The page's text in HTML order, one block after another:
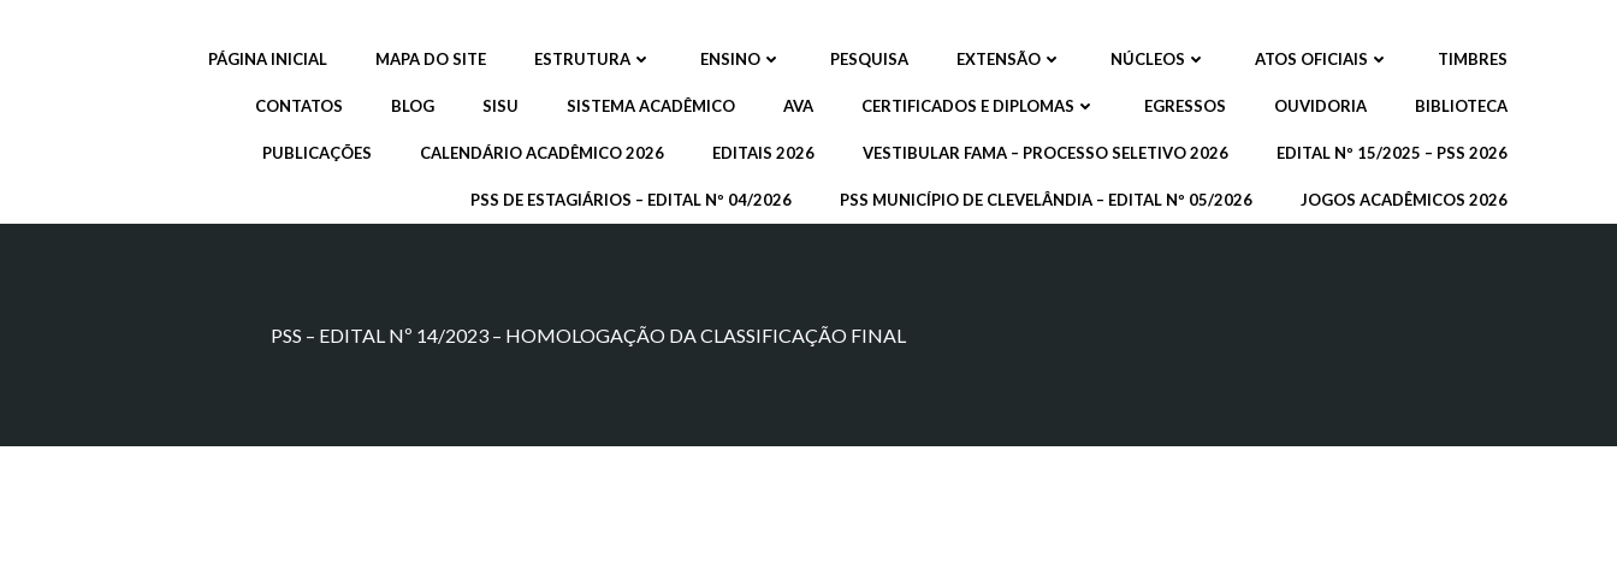
PÁGINA INICIAL MAPA DO SITE ESTRUTURA ENSINO PESQUISA EXTENSÃO NÚCLEOS ATOS OFICIAIS TIMBRES
CONTATOS BLOG SISU SISTEMA ACADÊMICO AVA CERTIFICADOS E DIPLOMAS EGRESSOS OUVIDORIA BIBLIOTECA
PUBLICAÇÕES CALENDÁRIO ACADÊMICO 2026 EDITAIS 2026 VESTIBULAR FAMA – PROCESSO SELETIVO 2026 EDITAL Nº 15/2025 – PSS 2026
PSS DE ESTAGIÁRIOS – EDITAL Nº 04/2026 PSS MUNICÍPIO DE CLEVELÂNDIA – EDITAL Nº 05/2026 JOGOS ACADÊMICOS 2026
PSS – EDITAL Nº 14/2023 – HOMOLOGAÇÃO DA CLASSIFICAÇÃO FINAL